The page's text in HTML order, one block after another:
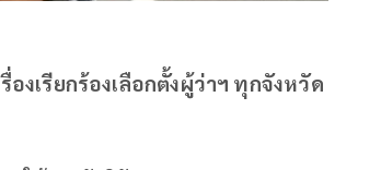
เรียกร้องเลือกตั้งผู้ว่าฯ ทุกจังหวัด